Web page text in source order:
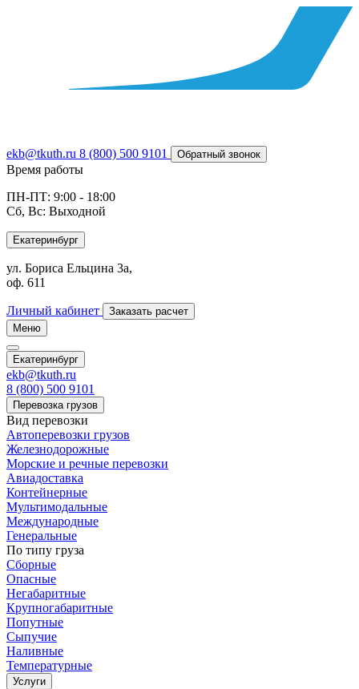
ekb@tkuth.ru 8 (800) 500 9101 Обратный звонок
Время работы
ПН-ПТ: 9:00 - 18:00
Сб, Вс: Выходной
Екатеринбург
ул. Бориса Ельцина 3а,
оф. 611
Личный кабинет
Заказать расчет
Меню
Екатеринбург
ekb@tkuth.ru
8 (800) 500 9101
Перевозка грузов
Вид перевозки
Автоперевозки грузов
Железнодорожные
Морские и речные перевозки
Авиадоставка
Контейнерные
Мультимодальные
Международные
Генеральные
По типу груза
Сборные
Опасные
Негабаритные
Крупногабаритные
Попутные
Сыпучие
Наливные
Температурные
Услуги